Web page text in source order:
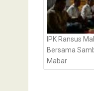
IPK Ransus
Bersama
Mabar